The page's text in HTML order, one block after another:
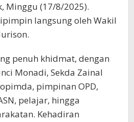
Minggu (17/8/2025).
langsung oleh Wakil
penuh khidmat, dengan
Monadi, Sekda Zainal
pimpinan OPD,
pelajar, hingga
Kehadiran